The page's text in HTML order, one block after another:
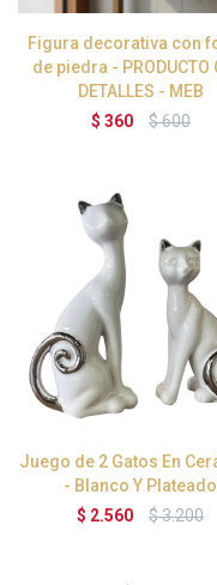
Figura decorativa con
de piedra - PRODUCTO
DETALLES - MEB
$ 360 $600
Juego de 2 Gatos En
- Blanco Y Plateado
$ 2.560 $3.200